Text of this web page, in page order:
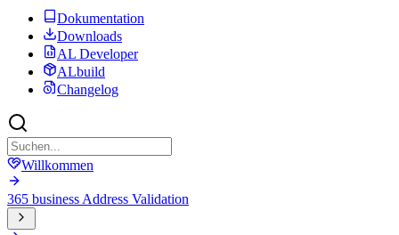
Dokumentation
Downloads
AL Developer
ALbuild
Changelog
Willkommen
365 business Address Validation